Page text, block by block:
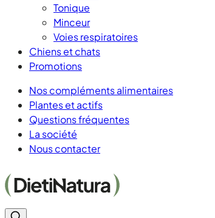
Tonique
Minceur
Voies respiratoires
Chiens et chats
Promotions
Nos compléments alimentaires
Plantes et actifs
Questions fréquentes
La société
Nous contacter